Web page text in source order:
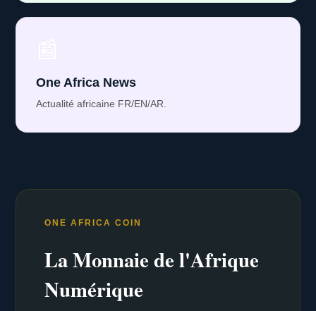
One Africa News
Actualité africaine FR/EN/AR.
ONE AFRICA COIN
La Monnaie de l'Afrique
Numérique